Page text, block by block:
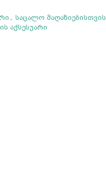
, საცალო მაღაზიებისთვის
აქსესუარი